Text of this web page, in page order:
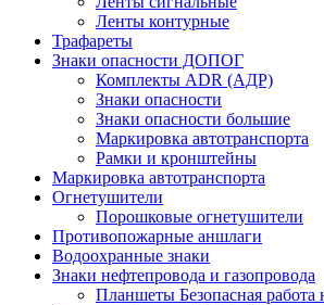
Ленты контурные
Трафареты
Знаки опасности ДОПОГ
Комплекты ADR (АДР)
Знаки опасности
Знаки опасности большие
Маркировка автотранспорта
Рамки и кронштейны
Маркировка автотранспорта
Огнетушители
Порошковые огнетушители
Противопожарные аншлаги
Водоохранные знаки
Знаки нефтепровода и газопровода
Планшеты Безопасная работа